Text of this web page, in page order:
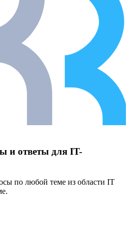
и ответы для IT-
по любой теме из области IT